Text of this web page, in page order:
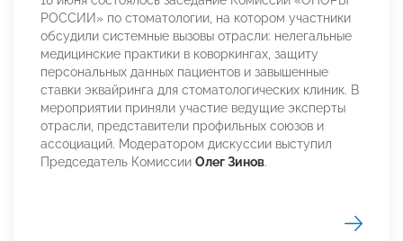
РОССИИ» по стоматологии, на котором участники
обсудили системные вызовы отрасли: нелегальные
медицинские практики в коворкингах, защиту
персональных данных пациентов и завышенные
ставки эквайринга для стоматологических клиник. В
мероприятии приняли участие ведущие эксперты
отрасли, представители профильных союзов и
ассоциаций. Модератором дискуссии выступил
Председатель Комиссии Олег Зинов.